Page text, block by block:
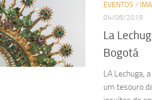
EVENTOS /
04/08/2019
La
Bogotá
LA Lechuga,
um tesouro